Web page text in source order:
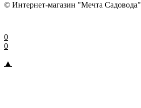
© Интернет-магазин "Мечта Садовода"
0
0
▲